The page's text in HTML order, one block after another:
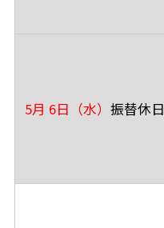
5月 6日（水） 振替休日